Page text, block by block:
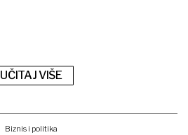
UČITAJ VIŠE
Biznis i politika